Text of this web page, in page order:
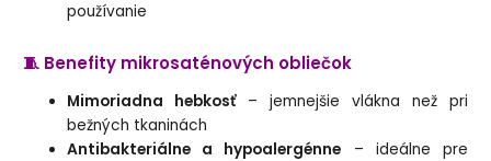
používanie
🧵 Benefity mikrosaténových obliečok
Mimoriadna hebkosť– jemnejšie vlákna než pri
bežných tkaninách
Antibakteriálne a hypoalergénne – ideálne pre